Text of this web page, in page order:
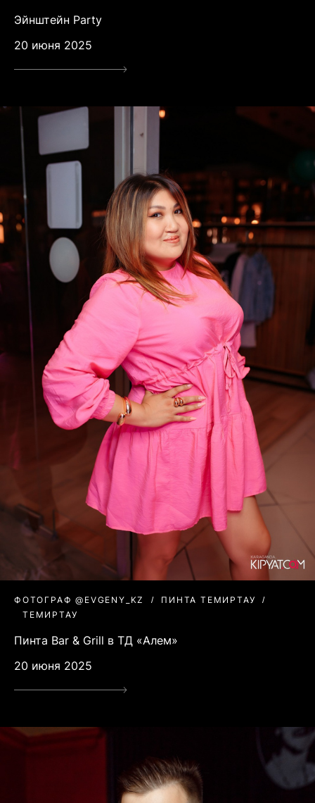
Эйнштейн Party
20 июня 2025
ФОТОГРАФ @EVGENY_KZ
ПИНТА ТЕМИРТАУ
ТЕМИРТАУ
Пинта Bar & Grill в ТД «Алем»
20 июня 2025